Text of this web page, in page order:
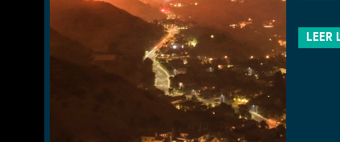
LEER